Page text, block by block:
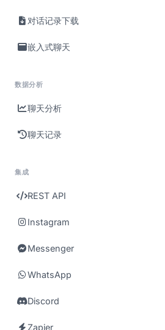
对话记录下载
嵌入式聊天
数据分析
聊天分析
聊天记录
集成
REST API
Instagram
Messenger
WhatsApp
Discord
Zapier